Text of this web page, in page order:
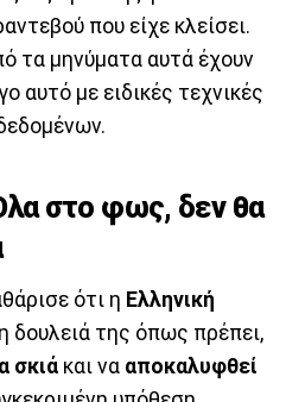
που είχε κλείσει.
τα μηνύματα αυτά έχουν
αυτό με ειδικές τεχνικές
στο φως, δεν θα
ότι η Ελληνική
δουλειά της όπως πρέπει,
σκιά και να αποκαλυφθεί